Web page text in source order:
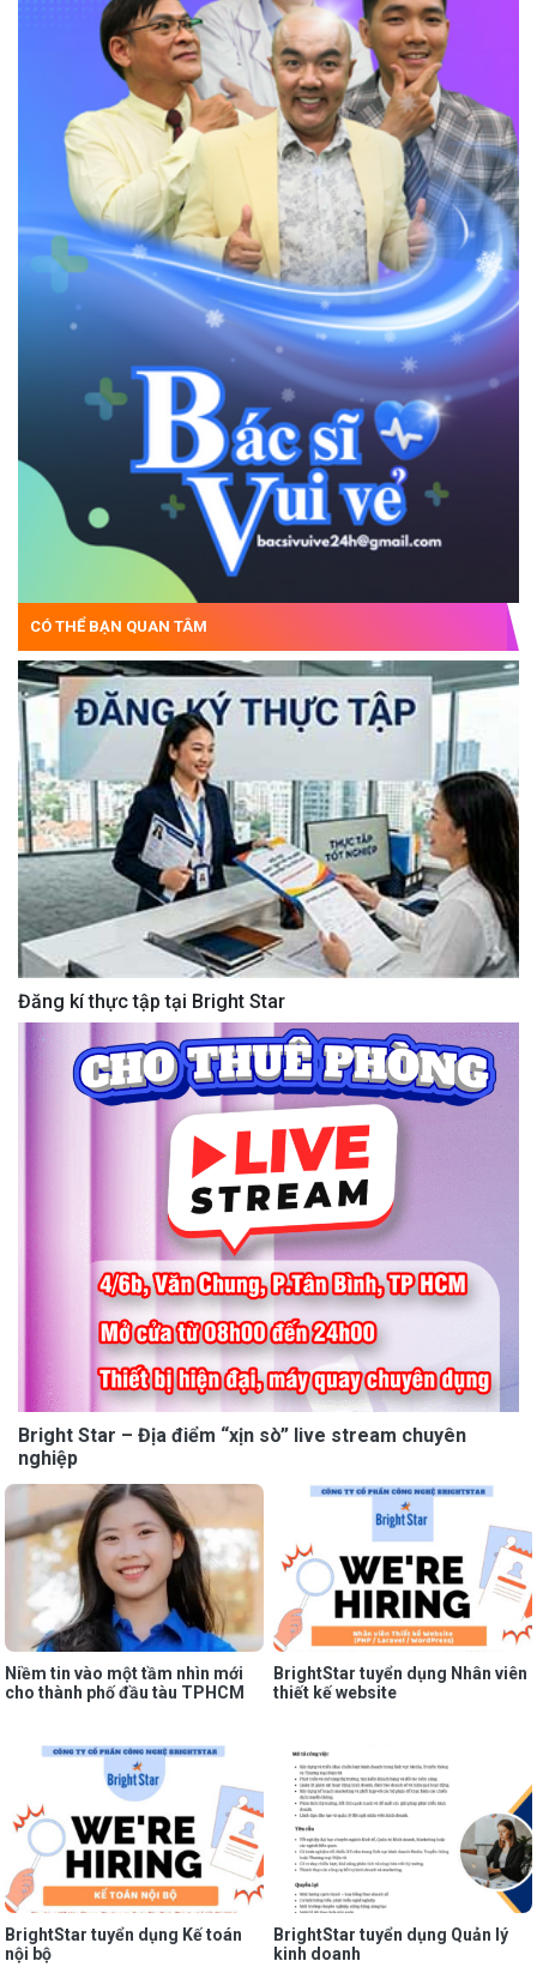
CÓ THỂ BẠN QUAN TÂM
Đăng kí thực tập tại Bright Star
Bright Star – Địa điểm “xịn sò” live stream chuyên
nghiệp
Niềm tin vào một tầm nhìn mới
cho thành phố đầu tàu TPHCM
BrightStar tuyển dụng Nhân viên
thiết kế website
BrightStar tuyển dụng Kế toán
nội bộ
BrightStar tuyển dụng Quản lý
kinh doanh